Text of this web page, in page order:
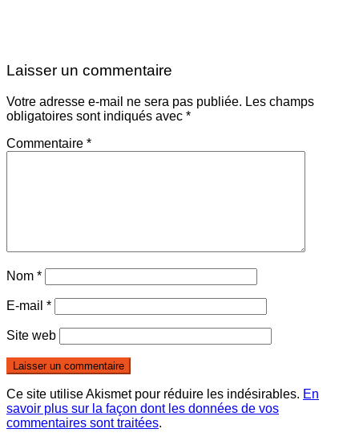
Laisser un commentaire
Votre adresse e-mail ne sera pas publiée. Les champs
obligatoires sont indiqués avec *
Commentaire *
Nom *
E-mail *
Site web
Ce site utilise Akismet pour réduire les indésirables. En
savoir plus sur la façon dont les données de vos
commentaires sont traitées.